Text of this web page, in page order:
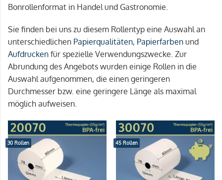
Bonrollenformat in Handel und Gastronomie.
Sie finden bei uns zu diesem Rollentyp eine Auswahl an
unterschiedlichen Papierqualitäten, Papierfarben und
Aufdrucken für spezielle Verwendungszwecke. Zur
Abrundung des Angebots wurden einige Rollen in die
Auswahl aufgenommen, die einen geringeren
Durchmesser bzw. eine geringere Länge als maximal
möglich aufweisen.
30 Rollen 45 Rollen